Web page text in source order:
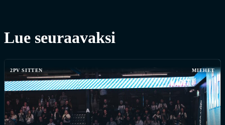
Lue seuraavaksi
2PV SITTEN MIEHET